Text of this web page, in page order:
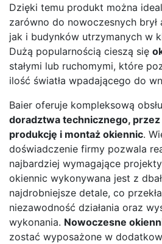
Dzięki temu produkt można
zarówno do nowoczesnych
jak i budynków utrzymanych w
Dużą popularnością cieszą się
stałymi lub ruchomymi, które
ilość światła wpadającego do
Baier oferuje kompleksową
doradztwa technicznego,
produkcję i montaż okiennic.
doświadczenie firmy pozwala
najbardziej wymagające
okiennic wykonywana jest z
najdrobniejsze detale, co
niezawodność działania oraz
wykonania. Nowoczesne
zostać wyposażone w